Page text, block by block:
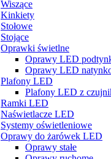
Wiszące
Kinkiety
Stołowe
Stojące
Oprawki świetlne
Oprawy LED
Oprawy LED
Plafony LED
Plafony LED z
Ramki LED
Naświetlacze LED
Systemy oświetleniowe
Oprawy do żarówek LED
Oprawy stałe